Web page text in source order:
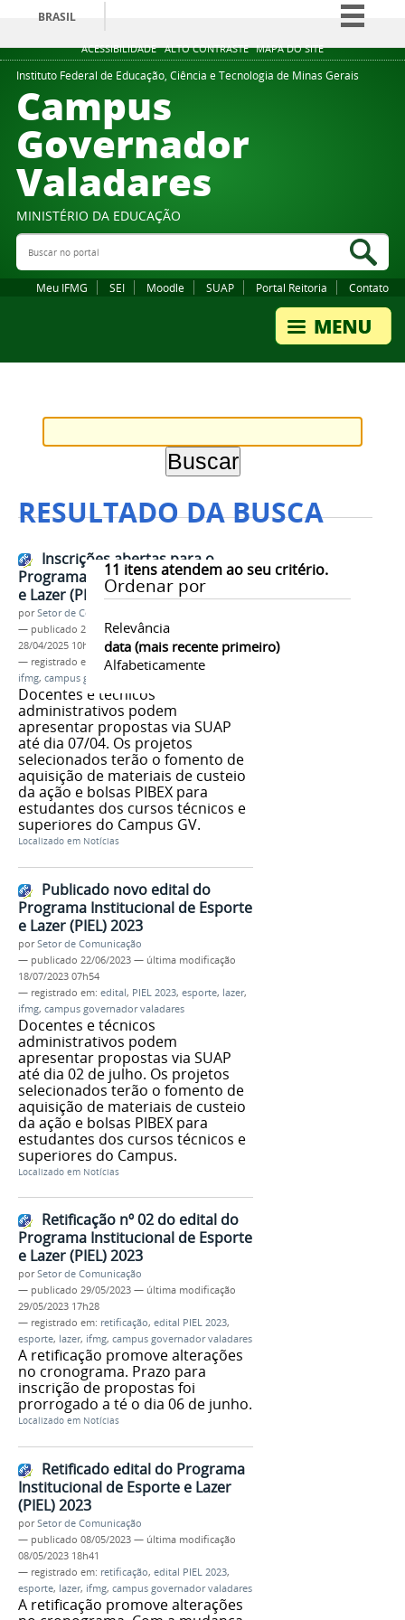
ACESSIBILIDADE ALTO CONTRASTE MAPA DO SITE
BRASIL
Simplifique!
Comunica BR
Instituto Federal de Educação, Ciência e Tecnologia de Minas Gerais
Campus
Governador
Valadares
MINISTÉRIO DA EDUCAÇÃO
Buscar no portal
Meu IFMG SEI Moodle SUAP Portal Reitoria Contato
RESULTADO DA BUSCA
11 itens atendem ao seu critério.
Ordenar por
Relevância
data (mais recente primeiro)
Alfabeticamente
Inscrições abertas para o
Programa Institucional de Esporte
e Lazer (PIEL) 2025
porSetor de Comunicação
— publicado 24/02/2025—última modificação
28/04/2025 10h31
— registrado em:
edital,PIEL 2024,esporte
ifmg, campus governador valadares
Docentes e técnicos
administrativos podem
apresentar propostas via SUAP
até dia 07/04. Os projetos
selecionados terão o fomento de
aquisição de materiais de custeio
da ação e bolsas PIBEX para
estudantes dos cursos técnicos e
superiores do Campus GV.
Localizado em Notícias
Publicado novo edital do
Programa Institucional de Esporte
e Lazer (PIEL) 2023
porSetor de Comunicação
— publicado 22/06/2023 — última modificação
18/07/2023 07h54
— registrado em: edital, PIEL 2023, esporte, lazer,
ifmg, campus governador valadares
Docentes e técnicos
administrativos podem
apresentar propostas via SUAP
até dia 02 de julho. Os projetos
selecionados terão o fomento de
aquisição de materiais de custeio
da ação e bolsas PIBEX para
estudantes dos cursos técnicos e
superiores do Campus.
Localizado em Notícias
Retificação nº 02 do edital do
Programa Institucional de Esporte
e Lazer (PIEL) 2023
porSetor de Comunicação
— publicado 29/05/2023 — última modificação
29/05/2023 17h28
— registrado em: retificação, edital PIEL 2023,
esporte, lazer, ifmg, campus governador valadares
A retificação promove alterações
no cronograma. Prazo para
inscrição de propostas foi
prorrogado a té o dia 06 de junho.
Localizado em Notícias
Retificado edital do Programa
Institucional de Esporte e Lazer
(PIEL) 2023
porSetor de Comunicação
— publicado 08/05/2023 — última modificação
08/05/2023 18h41
— registrado em: retificação, edital PIEL 2023,
esporte, lazer, ifmg, campus governador valadares
A retificação promove alterações